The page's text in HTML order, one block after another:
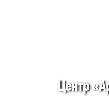
Центр